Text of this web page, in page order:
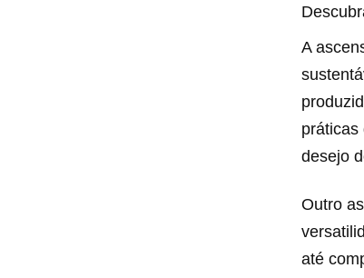
A
práticas
desejo
Outro
até